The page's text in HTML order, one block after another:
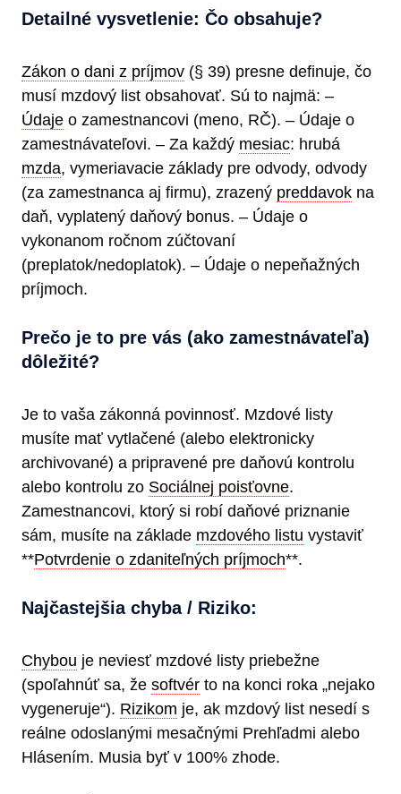
Detailné vysvetlenie: Čo obsahuje?
Zákon o dani z príjmov (§ 39) presne definuje, čo
musí mzdový list obsahovať. Sú to najmä: –
Údaje o zamestnancovi (meno, RČ). – Údaje o
zamestnávateľovi. – Za každý mesiac: hrubá
mzda, vymeriavacie základy pre odvody, odvody
(za zamestnanca aj firmu), zrazený preddavok na
daň, vyplatený daňový bonus. – Údaje o
vykonanom ročnom zúčtovaní
(preplatok/nedoplatok). – Údaje o nepeňažných
príjmoch.
Prečo je to pre vás (ako zamestnávateľa)
dôležité?
Je to vaša zákonná povinnosť. Mzdové listy
musíte mať vytlačené (alebo elektronicky
archivované) a pripravené pre daňovú kontrolu
alebo kontrolu zo Sociálnej poisťovne.
Zamestnancovi, ktorý si robí daňové priznanie
sám, musíte na základe mzdového listu vystaviť
**Potvrdenie o zdaniteľných príjmoch**.
Najčastejšia chyba / Riziko:
Chybou je neviesť mzdové listy priebežne
(spoľahnúť sa, že softvér to na konci roka „nejako
vygeneruje“). Rizikom je, ak mzdový list nesedí s
reálne odoslanými mesačnými Prehľadmi alebo
Hlásením. Musia byť v 100% zhode.